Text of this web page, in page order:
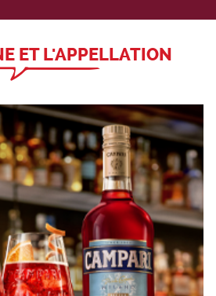
ET L'APPELLATION